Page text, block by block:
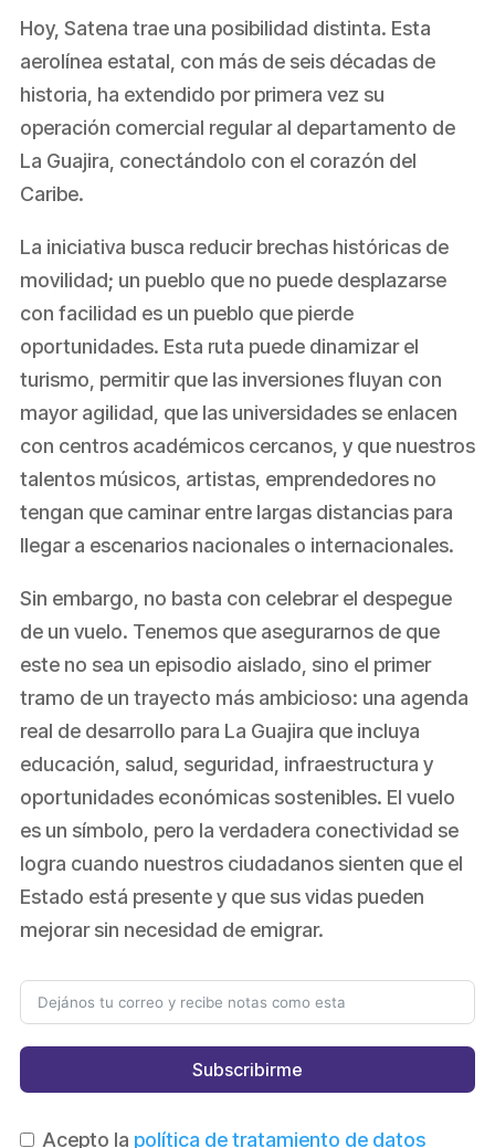
Hoy, Satena trae una posibilidad distinta. Esta
aerolínea estatal, con más de seis décadas de
historia, ha extendido por primera vez su
operación comercial regular al departamento de
La Guajira, conectándolo con el corazón del
Caribe.
La iniciativa busca reducir brechas históricas de
movilidad; un pueblo que no puede desplazarse
con facilidad es un pueblo que pierde
oportunidades. Esta ruta puede dinamizar el
turismo, permitir que las inversiones fluyan con
mayor agilidad, que las universidades se enlacen
con centros académicos cercanos, y que nuestros
talentos músicos, artistas, emprendedores no
tengan que caminar entre largas distancias para
llegar a escenarios nacionales o internacionales.
Sin embargo, no basta con celebrar el despegue
de un vuelo. Tenemos que asegurarnos de que
este no sea un episodio aislado, sino el primer
tramo de un trayecto más ambicioso: una agenda
real de desarrollo para La Guajira que incluya
educación, salud, seguridad, infraestructura y
oportunidades económicas sostenibles. El vuelo
es un símbolo, pero la verdadera conectividad se
logra cuando nuestros ciudadanos sienten que el
Estado está presente y que sus vidas pueden
mejorar sin necesidad de emigrar.
Subscribirme
Acepto la política de tratamiento de datos